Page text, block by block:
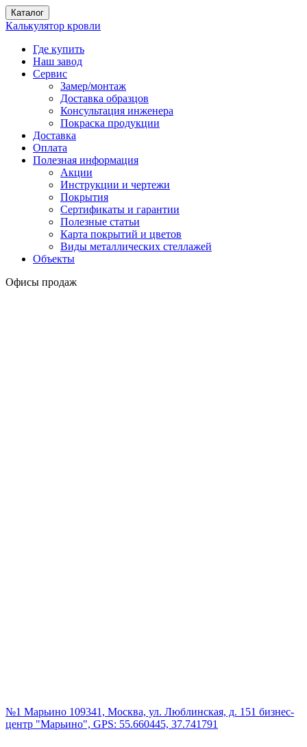
Каталог
Калькулятор кровли
Где купить
Наш завод
Сервис
Замер/монтаж
Доставка образцов
Консультация инженера
Покраска продукции
Доставка
Оплата
Полезная информация
Акции
Инструкции и чертежи
Покрытия
Сертификаты и гарантии
Полезные статьи
Карта покрытий и цветов
Виды металлических стеллажей
Объекты
Офисы продаж
№1 Марьино 109341, Москва, ул. Люблинская, д. 151 бизнес-
центр "Марьино", GPS: 55.660445, 37.741791